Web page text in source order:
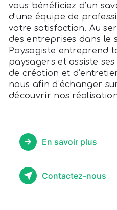
vous bénéficiez d’un
d’une équipe de
votre satisfaction. Au
des entreprises dans le
Paysagiste entreprend
paysagers et assiste
de création et
nous afin d’échanger
découvrir nos
En savoir plus
Contactez-nous